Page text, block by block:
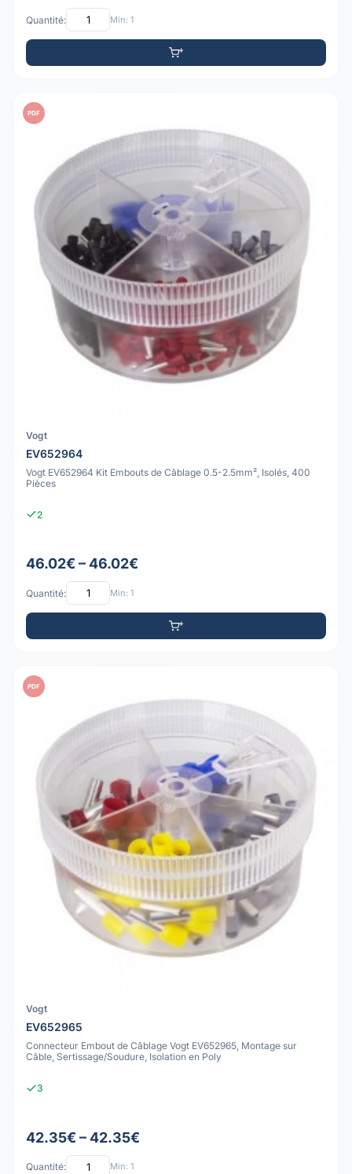
Quantité: Min: 1
PDF
Vogt
EV652964
Vogt EV652964 Kit Embouts de Câblage 0.5-2.5mm², Isolés, 400
Pièces
2
46.02€ – 46.02€
Quantité: Min: 1
PDF
Vogt
EV652965
Connecteur Embout de Câblage Vogt EV652965, Montage sur
Câble, Sertissage/Soudure, Isolation en Poly
3
42.35€ – 42.35€
Quantité: Min: 1